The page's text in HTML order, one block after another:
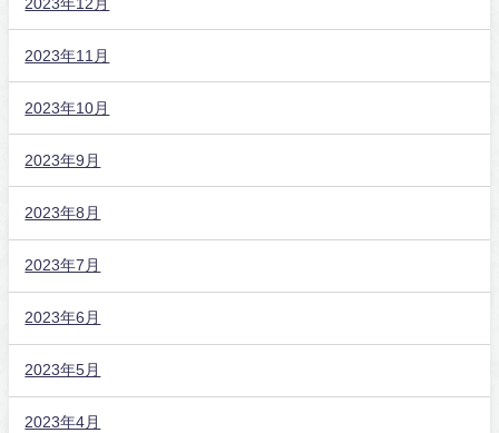
2023年12月
2023年11月
2023年10月
2023年9月
2023年8月
2023年7月
2023年6月
2023年5月
2023年4月